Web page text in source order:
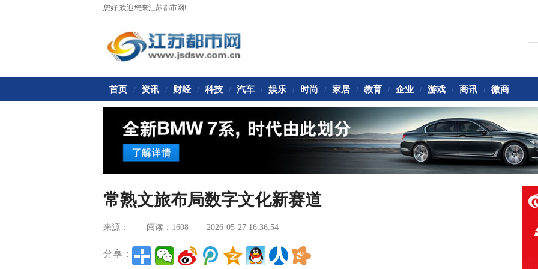
您好,欢迎您来江苏都市网!
首页 / 资讯 / 财经 / 科技 / 汽车 / 娱乐 / 时尚 / 家居 / 教育 / 企业 / 游戏 / 商讯 / 微商
常熟文旅布局数字文化新赛道
来源： 阅读：1608 2026-05-27 16:36:54
分享：